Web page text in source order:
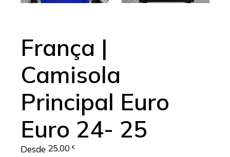
França |
Camisola
Principal Euro
Euro 24- 25
Desde 25,00€